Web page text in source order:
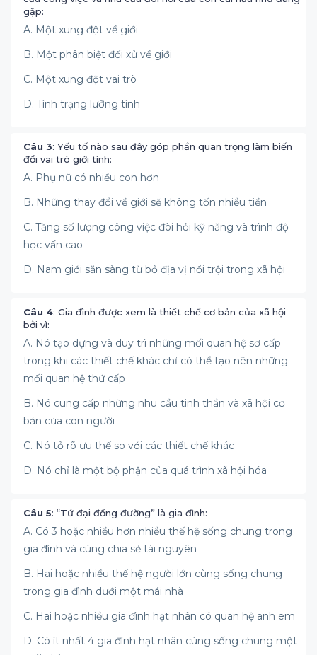
gặp:
A. Một xung đột về giới
B. Một phân biệt đối xử về giới
C. Một xung đột vai trò
D. Tình trạng lưỡng tính
Câu 3: Yếu tố nào sau đây góp phần quan trọng làm biến
đổi vai trò giới tính:
A. Phụ nữ có nhiều con hơn
B. Những thay đổi về giới sẽ không tốn nhiều tiền
C. Tăng số lượng công việc đòi hỏi kỹ năng và trình độ
học vấn cao
D. Nam giới sẵn sàng từ bỏ địa vị nổi trội trong xã hội
Câu 4: Gia đình được xem là thiết chế cơ bản của xã hội
bởi vì:
A. Nó tạo dựng và duy trì những mối quan hệ sơ cấp
trong khi các thiết chế khác chỉ có thể tạo nên những
mối quan hệ thứ cấp
B. Nó cung cấp những nhu cầu tinh thần và xã hội cơ
bản của con người
C. Nó tỏ rõ ưu thế so với các thiết chế khác
D. Nó chỉ là một bộ phận của quá trình xã hội hóa
Câu 5: “Tứ đại đồng đường” là gia đình:
A. Có 3 hoặc nhiều hơn nhiều thế hệ sống chung trong
gia đình và cùng chia sẻ tài nguyên
B. Hai hoặc nhiều thế hệ người lớn cùng sống chung
trong gia đình dưới một mái nhà
C. Hai hoặc nhiều gia đình hạt nhân có quan hệ anh em
D. Có ít nhất 4 gia đình hạt nhân cùng sống chung một